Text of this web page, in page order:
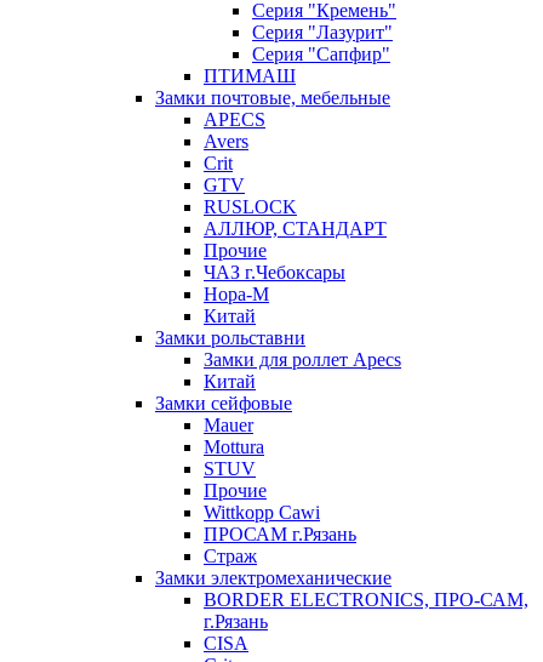
Серия "Кремень"
Серия "Лазурит"
Серия "Сапфир"
ПТИМАШ
Замки почтовые, мебельные
APECS
Avers
Crit
GTV
RUSLOCK
АЛЛЮР, СТАНДАРТ
Прочие
ЧАЗ г.Чебоксары
Нора-М
Китай
Замки рольставни
Замки для роллет Apecs
Китай
Замки сейфовые
Mauer
Mottura
STUV
Прочие
Wittkopp Cawi
ПРОСАМ г.Рязань
Страж
Замки электромеханические
BORDER ELECTRONICS, ПРО-САМ,
г.Рязань
CISA